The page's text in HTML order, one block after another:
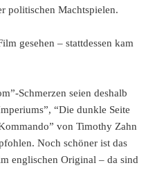
politischen Machtspielen.
gesehen – stattdessen kam
Schmerzen seien deshalb
“Die dunkle Seite
von Timothy Zahn
Noch schöner ist das
englischen Original – da sind